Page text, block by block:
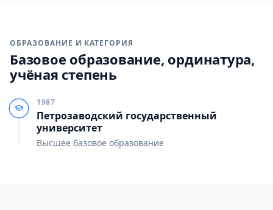
ОБРАЗОВАНИЕ И КАТЕГОРИЯ
Базовое образование, ординатура,
учёная степень
1987
Петрозаводский государственный
университет
Высшее базовое образование